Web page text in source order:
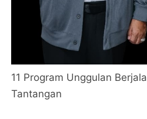
11 Program Unggulan
Tantangan